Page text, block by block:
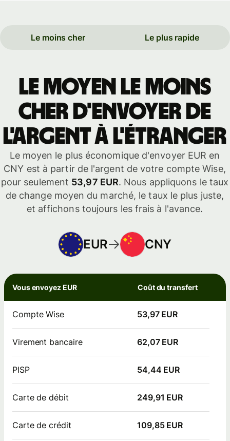
Le moins cher Le plus rapide
Le moyen le moins
cher d'envoyer de
l'argent à l'étranger
Le moyen le plus économique d'envoyer EUR en
CNY est à partir de l'argent de votre compte Wise,
pour seulement 53,97 EUR. Nous appliquons le taux
de change moyen du marché, le taux le plus juste,
et affichons toujours les frais à l'avance.
EUR CNY
Vous envoyez EUR Coût du transfert
Compte Wise 53,97 EUR
Virement bancaire 62,07 EUR
PISP 54,44 EUR
Carte de débit 249,91 EUR
Carte de crédit 109,85 EUR